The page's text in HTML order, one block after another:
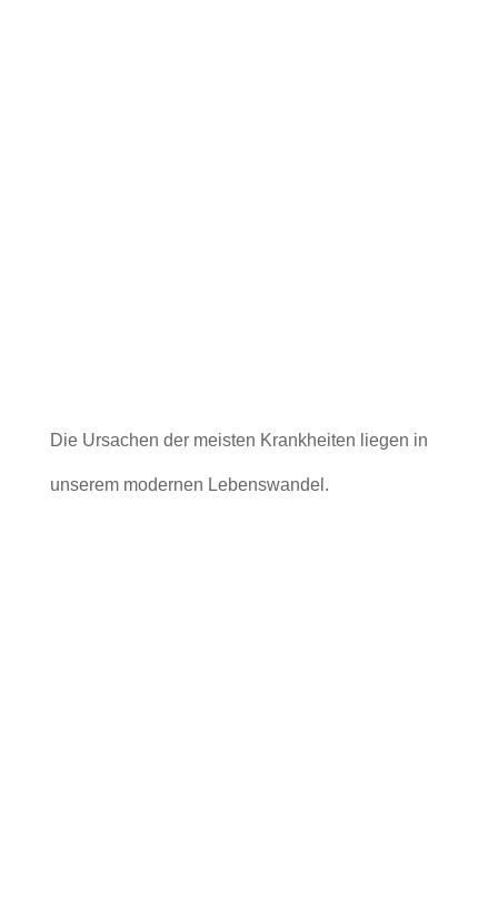
Die Ursachen der meisten Krankheiten liegen in
unserem modernen Lebenswandel.